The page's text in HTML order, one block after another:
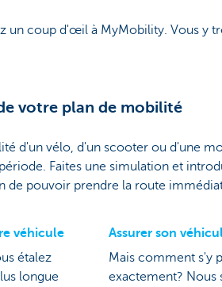
un coup d'œil à MyMobility. Vous y
votre plan de mobilité
d'un vélo, d'un scooter ou d'une
Faites une simulation et
de pouvoir prendre la route
véhicule
étalez
longue
Assurer son
Mais comment s'y
exactement? Nous